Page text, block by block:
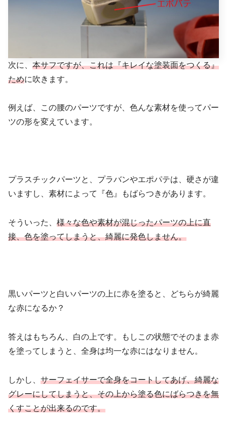
次に、 本サフですが、これは『キレイな塗装面をつくる』
ために吹きます。
例えば、この腰のパーツですが、色んな素材を使ってパー
ツの形を変えています。
プラスチックパーツと、プラバンやエポパテは、硬さが違
いますし、素材によって『色』もばらつきがあります。
そういった、 様々な色や素材が混じったパーツの上に直
接、色を塗ってしまうと、綺麗に発色しません。
黒いパーツと白いパーツの上に赤を塗ると、どちらが綺麗
な赤になるか？
答えはもちろん、白の上です。もしこの状態でそのまま赤
を塗ってしまうと、全身は均一な赤にはなりません。
しかし、 サーフェイサーで全身をコートしてあげ、綺麗な
グレーにしてしまうと、その上から塗る色にばらつきを無
くすことが出来るのです。